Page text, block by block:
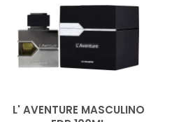
L' AVENTURE MASCULINO